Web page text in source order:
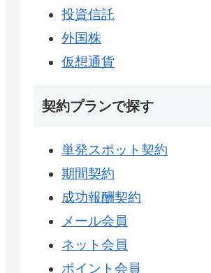
投資信託
外国株
仮想通貨
契約プランで探す
単発スポット契約
期間契約
成功報酬契約
メール会員
ネット会員
ポイント会員